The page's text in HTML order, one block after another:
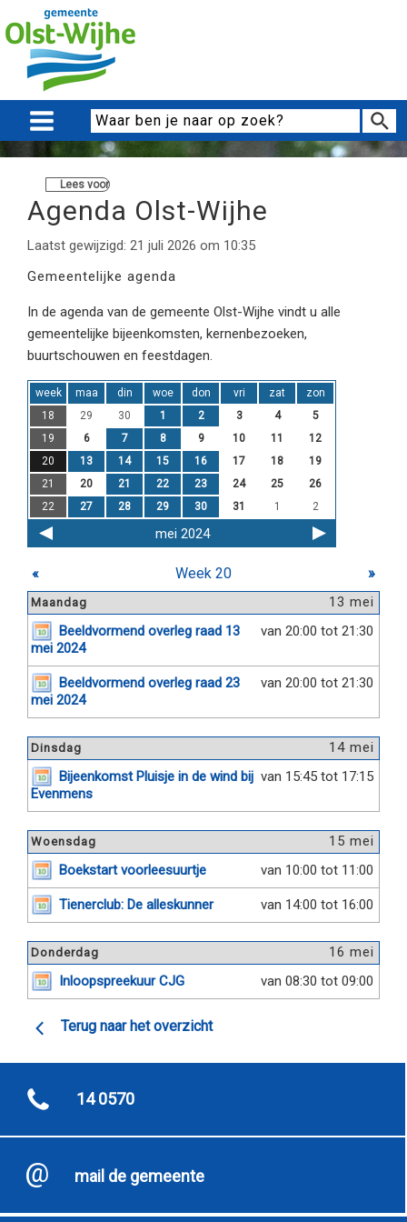
Lees voor
Agenda Olst-Wijhe
Laatst gewijzigd: 21 juli 2026 om 10:35
Gemeentelijke agenda
In de agenda van de gemeente Olst-Wijhe vindt u alle
gemeentelijke bijeenkomsten, kernenbezoeken,
buurtschouwen en feestdagen.
week maa din woe don vri zat
zon
18
29 30 1 2 3 4
5
19
6 7 8 9 10 11
12
20
13 14 15 16 17 18
19
21
20 21 22 23 24 25
26
22
27 28 29 30 31 1 2
mei 2024
« Week 20 »
13 mei
Maandag
van 20:00 tot 21:30
Beeldvormend overleg raad 13
mei 2024
van 20:00 tot 21:30
Beeldvormend overleg raad 23
mei 2024
14 mei
Dinsdag
van 15:45 tot 17:15
Bijeenkomst Pluisje in de wind bij
Evenmens
15 mei
Woensdag
van 10:00 tot 11:00
Boekstart voorleesuurtje
van 14:00 tot 16:00
Tienerclub: De alleskunner
16 mei
Donderdag
van 08:30 tot 09:00
Inloopspreekuur CJG
Terug naar het overzicht
14 0570
mail de gemeente